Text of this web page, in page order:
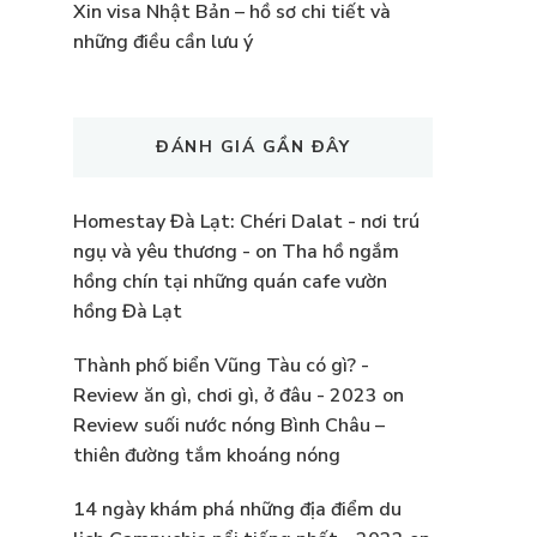
Xin visa Nhật Bản – hồ sơ chi tiết và
những điều cần lưu ý
ĐÁNH GIÁ GẦN ĐÂY
Homestay Đà Lạt: Chéri Dalat - nơi trú
ngụ và yêu thương - on Tha hồ ngắm
hồng chín tại những quán cafe vườn
hồng Đà Lạt
Thành phố biển Vũng Tàu có gì? -
Review ăn gì, chơi gì, ở đâu - 2023 on
Review suối nước nóng Bình Châu –
thiên đường tắm khoáng nóng
14 ngày khám phá những địa điểm du